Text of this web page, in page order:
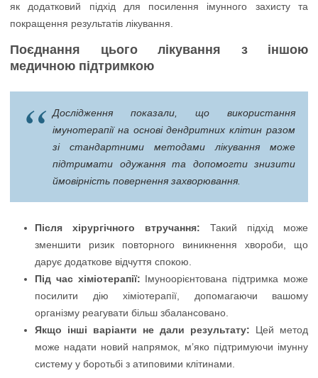
як додатковий підхід для посилення імунного захисту та
покращення результатів лікування.
Поєднання цього лікування з іншою
медичною підтримкою
Дослідження показали, що використання
імунотерапії на основі дендритних клітин разом
зі стандартними методами лікування може
підтримати одужання та допомогти знизити
ймовірність повернення захворювання.
Після хірургічного втручання: Такий підхід може
зменшити ризик повторного виникнення хвороби, що
дарує додаткове відчуття спокою.
Під час хіміотерапії: Імуноорієнтована підтримка може
посилити дію хіміотерапії, допомагаючи вашому
організму реагувати більш збалансовано.
Якщо інші варіанти не дали результату: Цей метод
може надати новий напрямок, м’яко підтримуючи імунну
систему у боротьбі з атиповими клітинами.